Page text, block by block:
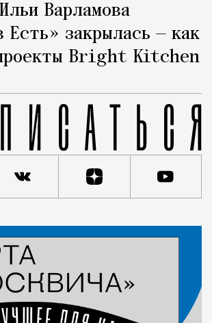
Варламова
Есть» закрылась — как
Bright Kitchen